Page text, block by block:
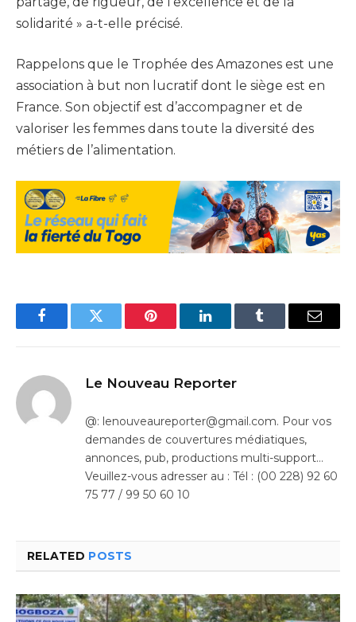
solidarité » a-t-elle précisé.
Rappelons que le Trophée des Amazones est une
association à but non lucratif dont le siège est en
France. Son objectif est d’accompagner et de
valoriser les femmes dans toute la diversité des
métiers de l’alimentation.
FacebookTwitter Pinterest LinkedInTumblr Email
Le Nouveau Reporter
@: lenouveaureporter@gmail.com. Pour vos
demandes de couvertures médiatiques,
annonces, pub, productions multi-support…
Veuillez-vous adresser au : Tél : (00 228) 92 60
75 77 / 99 50 60 10
RELATED POSTS